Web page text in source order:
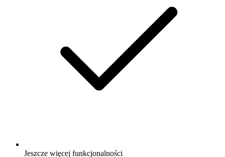
Jeszcze więcej funkcjonalności